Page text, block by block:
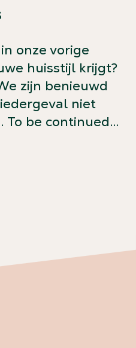
onze vorige
huisstijl krijgt?
zijn benieuwd
niet
be continued…